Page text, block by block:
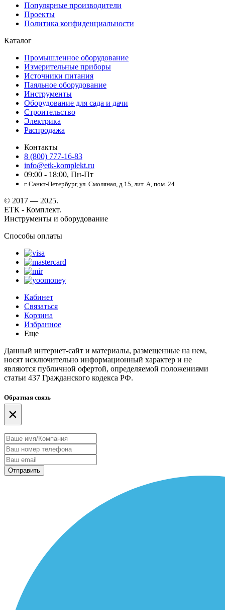
Популярные производители
Проекты
Политика конфиденциальности
Каталог
Промышленное оборудование
Измерительные приборы
Источники питания
Паяльное оборудование
Инструменты
Оборудование для сада и дачи
Строительство
Электрика
Распродажа
Контакты
8 (800) 777-16-83
info@etk-komplekt.ru
09:00 - 18:00, Пн-Пт
г. Санкт-Петербург, ул. Смоляная, д.15, лит. А, пом. 24
© 2017 — 2025.
ЕТК - Комплект.
Инструменты и оборудование
Способы оплаты
Кабинет
Связаться
Корзина
Избранное
Еще
Данный интернет-сайт и материалы, размещенные на нем,
носят исключительно информационный характер и не
являются публичной офертой, определяемой положениями
статьи 437 Гражданского кодекса РФ.
Обратная связь
×
Отправить